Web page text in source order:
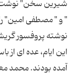
شیرین سخن" نوشت
" و " مصطفی امین" را
نوشته پروفسور
این ایام، عده ای
آمده بودند. محمد